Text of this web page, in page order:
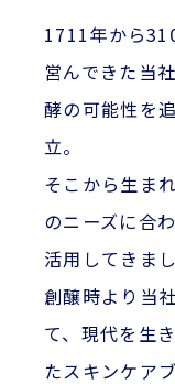
1711年から
営んできた当
酵の可能性を
立。
そこから生ま
のニーズに合
活用してきまし
創醸時より当
て、現代を生
たスキンケア